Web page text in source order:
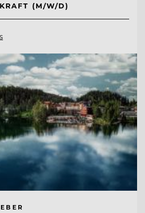
(M/W/D)